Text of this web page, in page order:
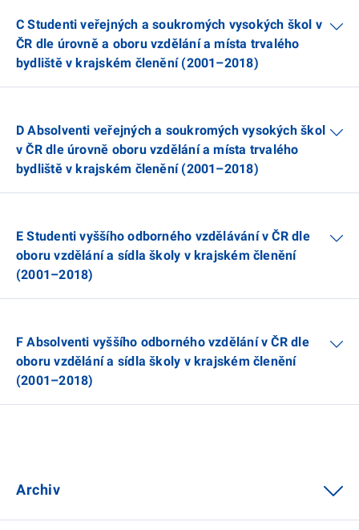
C Studenti veřejných a soukromých vysokých škol v
ČR dle úrovně a oboru vzdělání a místa trvalého
bydliště v krajském členění (2001–2018)
D Absolventi veřejných a soukromých vysokých škol
v ČR dle úrovně oboru vzdělání a místa trvalého
bydliště v krajském členění (2001–2018)
E Studenti vyššího odborného vzdělávání v ČR dle
oboru vzdělání a sídla školy v krajském členění
(2001–2018)
F Absolventi vyššího odborného vzdělání v ČR dle
oboru vzdělání a sídla školy v krajském členění
(2001–2018)
Archiv